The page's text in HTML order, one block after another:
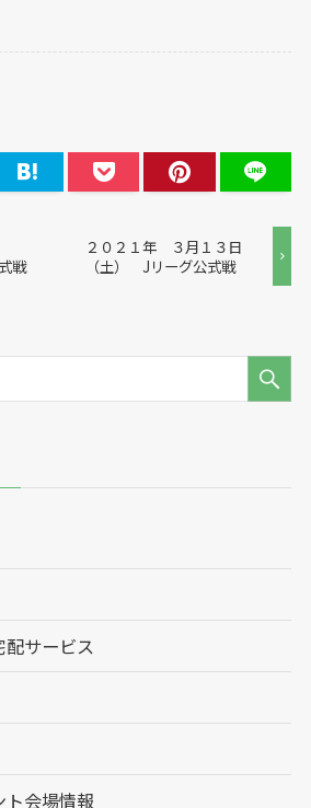
戦
２０２１年 ３月１３日
（土） Jリーグ公式戦
サービス
会場情報